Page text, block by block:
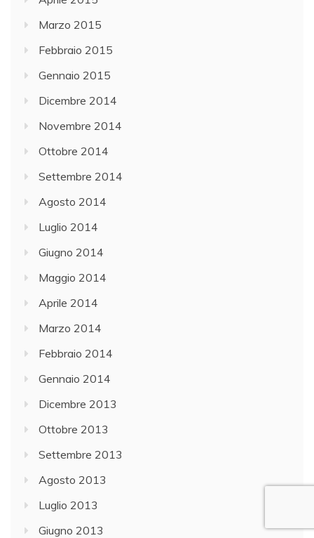
Marzo 2015
Febbraio 2015
Gennaio 2015
Dicembre 2014
Novembre 2014
Ottobre 2014
Settembre 2014
Agosto 2014
Luglio 2014
Giugno 2014
Maggio 2014
Aprile 2014
Marzo 2014
Febbraio 2014
Gennaio 2014
Dicembre 2013
Ottobre 2013
Settembre 2013
Agosto 2013
Luglio 2013
Giugno 2013